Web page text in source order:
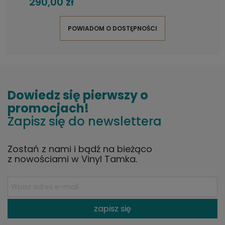
POWIADOM O DOSTĘPNOŚCI
Dowiedz się pierwszy o
promocjach!
Zapisz się do newslettera
Zostań z nami i bądź na bieżąco
z nowościami w Vinyl Tamka.
zapisz się